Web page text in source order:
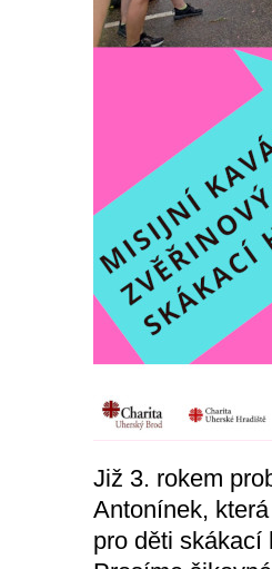
Již 3. rokem
Antonínek,
pro děti skákací